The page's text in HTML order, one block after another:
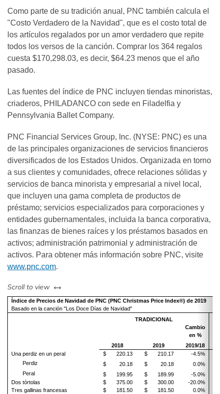
Como parte de su tradición anual, PNC también calcula el
"Costo Verdadero de la Navidad", que es el costo total de
los artículos regalados por un amor verdadero que repite
todos los versos de la canción. Comprar los 364 regalos
cuesta $170,298.03, es decir, $64.23 menos que el año
pasado.
Las fuentes del índice de PNC incluyen tiendas minoristas,
criaderos, PHILADANCO con sede en Filadelfia y
Pennsylvania Ballet Company.
PNC Financial Services Group, Inc. (NYSE: PNC) es una
de las principales organizaciones de servicios financieros
diversificados de los Estados Unidos. Organizada en torno
a sus clientes y comunidades, ofrece relaciones sólidas y
servicios de banca minorista y empresarial a nivel local,
que incluyen una gama completa de productos de
préstamo; servicios especializados para corporaciones y
entidades gubernamentales, incluida la banca corporativa,
las finanzas de bienes raíces y los préstamos basados en
activos; administración patrimonial y administración de
activos. Para obtener más información sobre PNC, visite
www.pnc.com.
Scroll to view left or right
Índice de Precios de Navidad de PNC (PNC Christmas Price Index®) de 2019
Basado en la canción "Los Doce Días de Navidad"
TRADICIONAL
Cambio
en %
2018
2019
2019/18
Una perdiz en un peral
$ 220.13 $ 210.17 -4.5%
Perdiz
$ 20.18 $ 20.18 0.0%
Peral
$ 199.95 $ 189.99 -5.0%
Dos tórtolas
$ 375.00 $ 300.00 -20.0%
Tres gallinas francesas
$ 181.50 $ 181.50 0.0%